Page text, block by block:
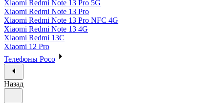
Xiaomi Redmi Note 13 Pro 5G
Xiaomi Redmi Note 13 Pro
Xiaomi Redmi Note 13 Pro NFC 4G
Xiaomi Redmi Note 13 4G
Xiaomi Redmi 13C
Xiaomi 12 Pro
Телефоны Poco
Назад